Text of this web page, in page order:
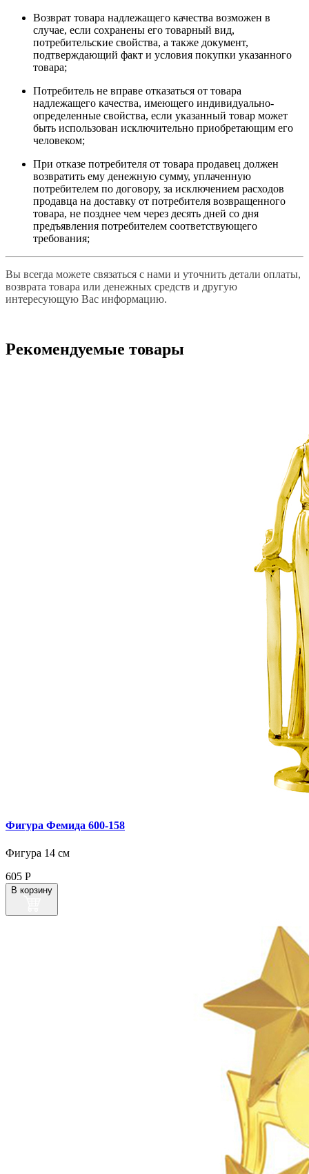
Возврат товара надлежащего качества возможен в
случае, если сохранены его товарный вид,
потребительские свойства, а также документ,
подтверждающий факт и условия покупки указанного
товара;
Потребитель не вправе отказаться от товара
надлежащего качества, имеющего индивидуально-
определенные свойства, если указанный товар может
быть использован исключительно приобретающим его
человеком;
При отказе потребителя от товара продавец должен
возвратить ему денежную сумму, уплаченную
потребителем по договору, за исключением расходов
продавца на доставку от потребителя возвращенного
товара, не позднее чем через десять дней со дня
предъявления потребителем соответствующего
требования;
Вы всегда можете связаться с нами и уточнить детали оплаты,
возврата товара или денежных средств и другую
интересующую Вас информацию.
Рекомендуемые товары
Фигура Фемида 600‑158
Фигура 14 см
605 Р
В корзину